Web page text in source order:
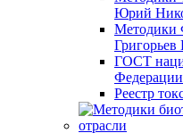
Юрий
Методики
ГОСТ
Реестр